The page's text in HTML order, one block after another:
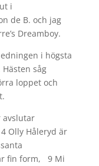
i
de B. och jag
Dreamboy.
i högsta
såg
loppet och
avslutar
Olly Håleryd är
fin form, 9 Mi